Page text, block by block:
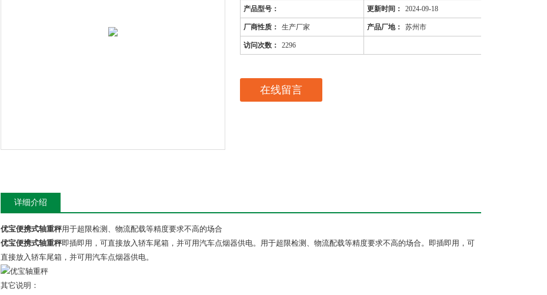
产品型号： 更新时间： 2024-09-18
厂商性质： 生产厂家 产品厂地： 苏州市
访问次数： 2296
在线留言
详细介绍
优宝便携式轴重秤用于超限检测、物流配载等精度要求不高的场合
优宝便携式轴重秤即插即用，可直接放入轿车尾箱，并可用汽车点烟器供电。用于超限检测、物流配载等精度要求不高的场合。即插即用，可
直接放入轿车尾箱，并可用汽车点烟器供电。
其它说明：